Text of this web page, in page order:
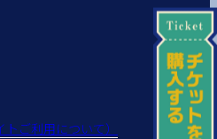
ご利用について）